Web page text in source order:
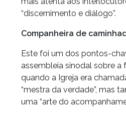
“discernimento e diálogo”.
Companheira de
Este foi um dos pontos-
assembleia sinodal sobre a
quando a Igreja era
“mestra da verdade”, mas
uma “arte do